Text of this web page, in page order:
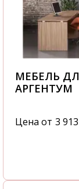
МЕБЕЛЬ
АРГЕНТУМ
Цена от 3 913